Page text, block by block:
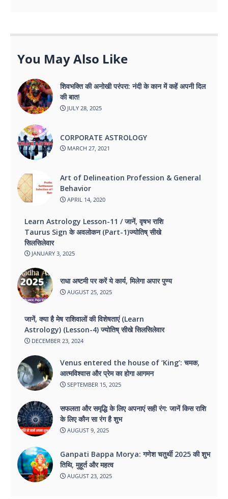
You May Also Like
शिवभक्ति की अनोखी परंपरा: नंदी के कान में कहें अपनी दिल
की बात!
JULY 28, 2025
CORPORATE ASTROLOGY
MARCH 27, 2021
Art of Delineation Profession & General
Behavior
APRIL 14, 2020
Learn Astrology Lesson-11 / जानें, वृषभ राशि
Taurus Sign के अवलोकन (Part-1)ज्योतिष् सीखे
सिलसिलेवार
JANUARY 3, 2025
राधा अष्टमी पर करें ये कार्य, मिलेगा अपार पुण्य
AUGUST 25, 2025
जानें, क्या है मेष राशिवालों की विशेषताएं (Learn
Astrology) (Lesson-4) ज्योतिष् सीखे सिलसिलेवार
DECEMBER 23, 2024
Venus entered the house of ‘King’: चमक,
आत्मविश्वास और प्रेम का होगा आगमन
SEPTEMBER 15, 2025
सफलता और समृद्धि के लिए अपनाएं सही रंग: जानें किस राशि
के लिए कौन सा रंग है शुभ
AUGUST 9, 2025
Ganpati Bappa Morya: गणेश चतुर्थी 2025 की शुभ
तिथि, मुहूर्त और महत्व
AUGUST 23, 2025